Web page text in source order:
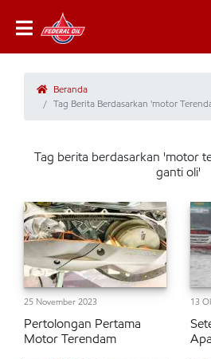
Beranda
Tag Berita Berdasarkan 'motor
Tag berita berdasarkan 'motor
ganti oli'
25 November 2023
Pertolongan Pertama
Motor Terendam
13